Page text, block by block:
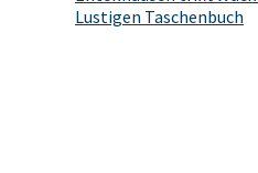
Lustigen Taschenbuch